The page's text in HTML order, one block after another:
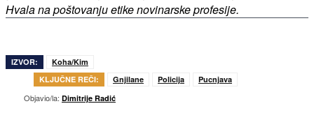
Hvala na poštovanju etike novinarske profesije.
IZVOR:
Koha/Kim
KLJUČNE REČI:
Gnjilane Policija Pucnjava
Objavio/la: Dimitrije Radić